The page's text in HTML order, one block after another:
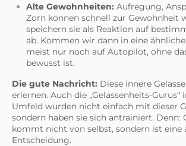
Alte Gewohnheiten: Aufregung,
Zorn können schnell zur Gewohnheit
speichern sie als Reaktion auf
ab. Kommen wir dann in eine
meist nur noch auf Autopilot, ohne
bewusst ist.
Die gute Nachricht: Diese innere
erlernen. Auch die „Gelassenheits-Gurus“
Umfeld wurden nicht einfach mit dieser
sondern haben sie sich antrainiert. Denn:
kommt nicht von selbst, sondern ist eine
Entscheidung.